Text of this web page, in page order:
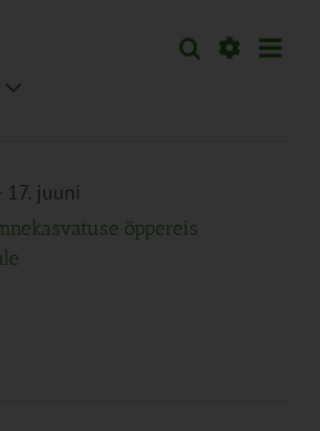
Sündmused
Otsi Päev
17. juuni
õppereis